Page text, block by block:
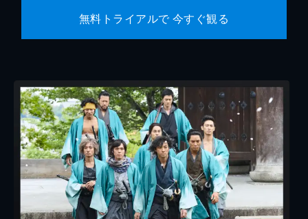
無料トライアルで 今すぐ観る